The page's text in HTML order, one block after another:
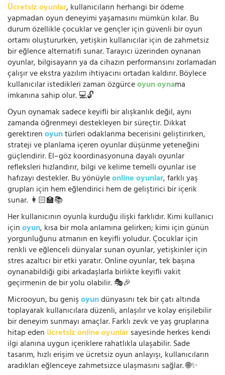
Ücretsiz oyunlar, kullanıcıların herhangi bir ödeme
yapmadan oyun deneyimi yaşamasını mümkün kılar. Bu
durum özellikle çocuklar ve gençler için güvenli bir oyun
ortamı oluştururken, yetişkin kullanıcılar için de zahmetsiz
bir eğlence alternatifi sunar. Tarayıcı üzerinden oynanan
oyunlar, bilgisayarın ya da cihazın performansını zorlamadan
çalışır ve ekstra yazılım ihtiyacını ortadan kaldırır. Böylece
kullanıcılar istedikleri zaman özgürceoyun oynama
imkanına sahip olur. 💻🔓
Oyun oynamak sadece keyifli bir alışkanlık değil, aynı
zamanda öğrenmeyi destekleyen bir süreçtir. Dikkat
gerektirenoyuntürleri odaklanma becerisini geliştirirken,
strateji ve planlama içeren oyunlar düşünme yeteneğini
güçlendirir. El–göz koordinasyonuna dayalı oyunlar
refleksleri hızlandırır, bilgi ve kelime temelli oyunlar ise
hafızayı destekler. Bu yönüyleonline oyunlar, farklı yaş
grupları için hem eğlendirici hem de geliştirici bir içerik
sunar. 👩🏻‍🏫📚
Her kullanıcının oyunla kurduğu ilişki farklıdır. Kimi kullanıcı
içinoyun, kısa bir mola anlamına gelirken; kimi için günün
yorgunluğunu atmanın en keyifli yoludur. Çocuklar için
renkli ve eğlenceli dünyalar sunan oyunlar, yetişkinler için
stres azaltıcı bir etki yaratır. Online oyunlar, tek başına
oynanabildiği gibi arkadaşlarla birlikte keyifli vakit
geçirmenin de bir yolu olabilir. 🎭🎉
Microoyun, bu genişoyundünyasını tek bir çatı altında
toplayarak kullanıcılara düzenli, anlaşılır ve kolay erişilebilir
bir deneyim sunmayı amaçlar. Farklı zevk ve yaş gruplarına
hitap eden ücretsiz online oyunlarsayesinde herkes kendi
ilgi alanına uygun içeriklere rahatlıkla ulaşabilir. Sade
tasarım, hızlı erişim ve ücretsiz oyun anlayışı, kullanıcıların
aradıkları eğlenceye zahmetsizce ulaşmasını sağlar. 🌐✨